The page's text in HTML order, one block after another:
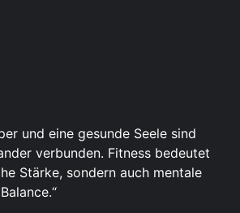
und eine gesunde Seele sind
verbunden. Fitness bedeutet
Stärke, sondern auch mentale